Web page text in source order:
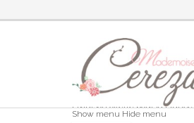
Show menu Hide menu
Panier
(vide)
Votre panier
Aucun produit
Livraison offerte pour la
0,00 €
Total